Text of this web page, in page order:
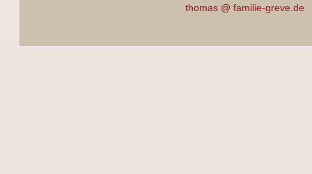
thomas @ familie-greve.de